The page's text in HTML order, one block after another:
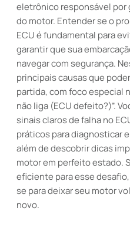
eletrônico responsável
do motor. Entender se o
ECU é fundamental para
garantir que sua
navegar com segurança.
principais causas que
partida, com foco especial
não liga (ECU defeito?)”.
sinais claros de falha no
práticos para diagnosticar
além de descobrir dicas
motor em perfeito estado.
eficiente para esse
se para deixar seu motor
novo.